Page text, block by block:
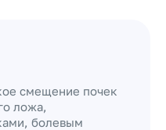
смещение почек
ложа,
болевым